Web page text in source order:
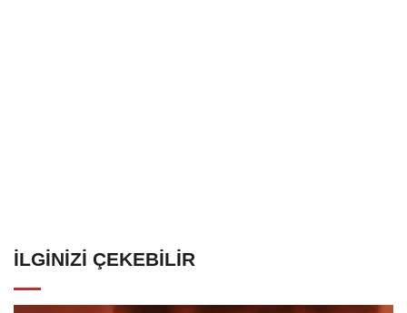
İLGINIZI ÇEKEBILIR